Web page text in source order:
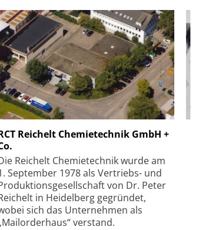
Reichelt Chemietechnik GmbH +
Reichelt Chemietechnik wurde am
September 1978 als Vertriebs- und
von Dr. Peter
in Heidelberg gegründet,
sich das Unternehmen als
verstand.
SmarAct GmbH
kleinstem Raum